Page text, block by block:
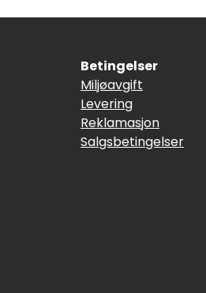
Betingelser
Miljøavgift
Levering
Reklamasjon
Salgsbetingelser